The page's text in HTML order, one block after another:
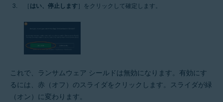
［ はい、停止します］をクリックして確定します。
これで、ランサムウェア シールドは無効になります。有効にす
るには、赤（オフ）のスライダをクリックします。スライダが緑
（オン）に変わります。